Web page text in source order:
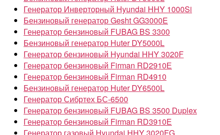
Генератор Инверторный Hyundai HHY 1000Si
Бензиновый генератор Gesht GG3000E
Генератор бензиновый FUBAG BS 3300
Бензиновый генератор Huter DY5000L
Генератор бензиновый Hyundai HHY 3020F
Генератор бензиновый Firman RD2910Е
Генератор бензиновый Firman RD4910
Бензиновый генератор Huter DY6500L
Генератор Сибртех БС-6500
Генератор бензиновый FUBAG BS 3500 Duplex
Генератор бензиновый Firman RD3910E